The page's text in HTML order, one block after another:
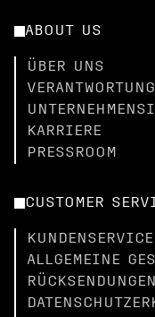
ABOUT US
ÜBER UNS
VERANTWORTUNG
KARRIERE
PRESSROOM
CUSTOMER
KUNDENSERVICE
ALLGEMEINE
RÜCKSENDUNGEN